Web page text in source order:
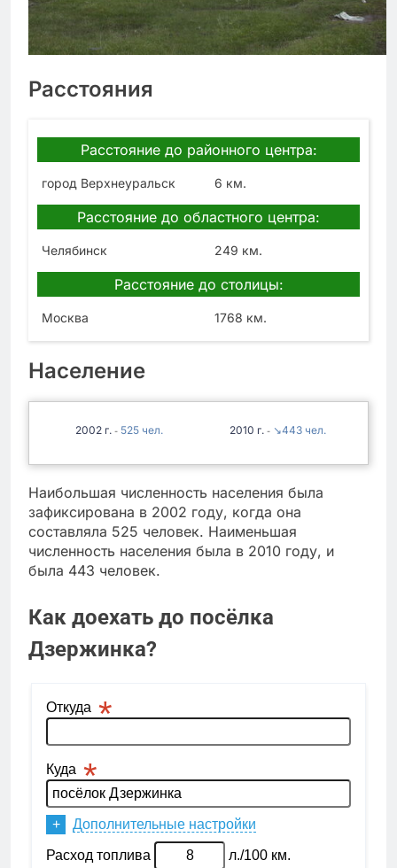
Расстояния
Расстояние до районного центра:
город Верхнеуральск 6 км.
Расстояние до областного центра:
Челябинск 249 км.
Расстояние до столицы:
Москва 1768 км.
Население
2002 - 525 2010 - ↘443
Наибольшая численность населения была
зафиксирована в 2002 году, когда она
составляла 525 человек. Наименьшая
численность населения была в 2010 году, и
была 443 человек.
Как доехать до посёлка
Дзержинка?